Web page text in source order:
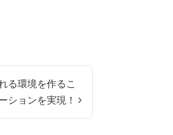
る環境を作るこ
ションを実現！